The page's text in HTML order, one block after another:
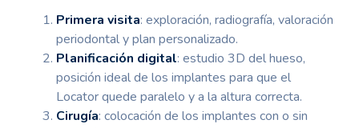
Primera visita: exploración, radiografía, valoración
periodontal y plan personalizado.
Planificación digital: estudio 3D del hueso,
posición ideal de los implantes para que el
Locator quede paralelo y a la altura correcta.
Cirugía: colocación de los implantes con o sin